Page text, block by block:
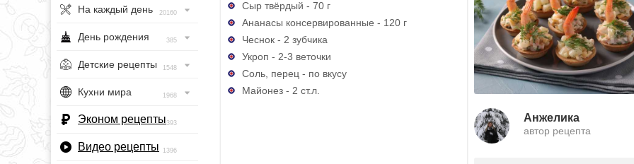
На каждый день 20160
День рождения 385
Детские рецепты 1548
Кухни мира 1968
Эконом рецепты393
Видео рецепты 1396
Сыр твёрдый - 70 г
Ананасы консервированные - 120 г
Чеснок - 2 зубчика
Укроп - 2-3 веточки
Соль, перец - по вкусу
Майонез - 2 ст.л.
Анжелика
автор рецепта